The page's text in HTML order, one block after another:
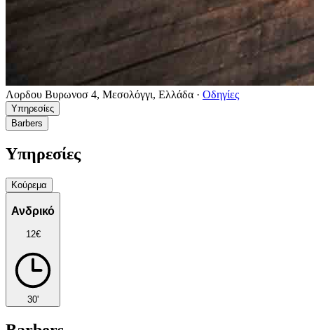
Λορδου Βυρωνοσ 4, Μεσολόγγι, Ελλάδα · Οδηγίες
Υπηρεσίες
Barbers
Υπηρεσίες
Κούρεμα
Ανδρικό
12€
30'